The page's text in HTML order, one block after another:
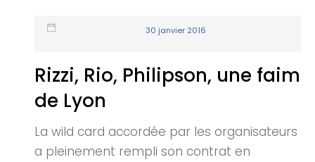
30 janvier 2016
Rizzi, Rio, Philipson, une faim
de Lyon
La wild card accordée par les organisateurs
a pleinement rempli son contrat en